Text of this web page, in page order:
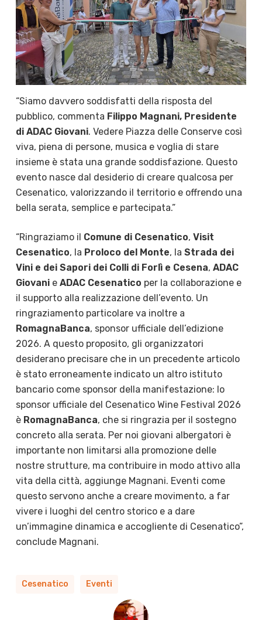
“Siamo davvero soddisfatti della risposta del
pubblico, commenta Filippo Magnani, Presidente
di ADAC Giovani. Vedere Piazza delle Conserve così
viva, piena di persone, musica e voglia di stare
insieme è stata una grande soddisfazione. Questo
evento nasce dal desiderio di creare qualcosa per
Cesenatico, valorizzando il territorio e offrendo una
bella serata, semplice e partecipata.”
“Ringraziamo il Comune di Cesenatico, Visit
Cesenatico, la Proloco del Monte, la Strada dei
Vini e dei Sapori dei Colli di Forlì e Cesena, ADAC
Giovanie ADAC Cesenatico per la collaborazione e
il supporto alla realizzazione dell’evento. Un
ringraziamento particolare va inoltre a
RomagnaBanca, sponsor ufficiale dell’edizione
2026. A questo proposito, gli organizzatori
desiderano precisare che in un precedente articolo
è stato erroneamente indicato un altro istituto
bancario come sponsor della manifestazione: lo
sponsor ufficiale del Cesenatico Wine Festival 2026
è RomagnaBanca, che si ringrazia per il sostegno
concreto alla serata. Per noi giovani albergatori è
importante non limitarsi alla promozione delle
nostre strutture, ma contribuire in modo attivo alla
vita della città, aggiunge Magnani. Eventi come
questo servono anche a creare movimento, a far
vivere i luoghi del centro storico e a dare
un’immagine dinamica e accogliente di Cesenatico”,
conclude Magnani.
Cesenatico Eventi